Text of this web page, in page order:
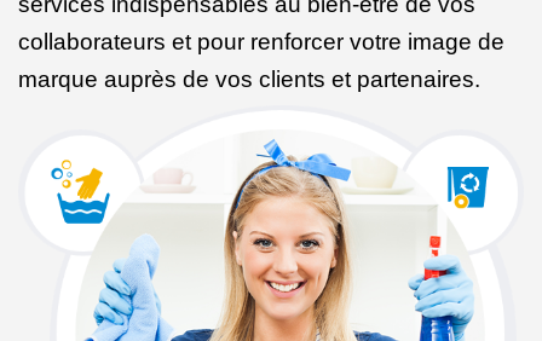
collaborateurs et pour renforcer votre image de
marque auprès de vos clients et partenaires.